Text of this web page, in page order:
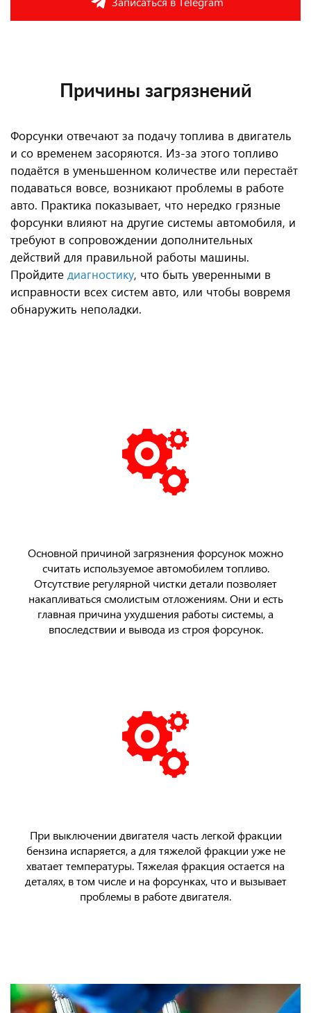
Причины загрязнений
Форсунки отвечают за подачу топлива в двигатель
и со временем засоряются. Из-за этого топливо
подаётся в уменьшенном количестве или перестаёт
подаваться вовсе, возникают проблемы в работе
авто. Практика показывает, что нередко грязные
форсунки влияют на другие системы автомобиля, и
требуют в сопровождении дополнительных
действий для правильной работы машины.
Пройдите диагностику, что быть уверенными в
исправности всех систем авто, или чтобы вовремя
обнаружить неполадки.
Основной причиной загрязнения форсунок можно
считать используемое автомобилем топливо.
Отсутствие регулярной чистки детали позволяет
накапливаться смолистым отложениям. Они и есть
главная причина ухудшения работы системы, а
впоследствии и вывода из строя форсунок.
При выключении двигателя часть легкой фракции
бензина испаряется, а для тяжелой фракции уже не
хватает температуры. Тяжелая фракция остается на
деталях, в том числе и на форсунках, что и вызывает
проблемы в работе двигателя.